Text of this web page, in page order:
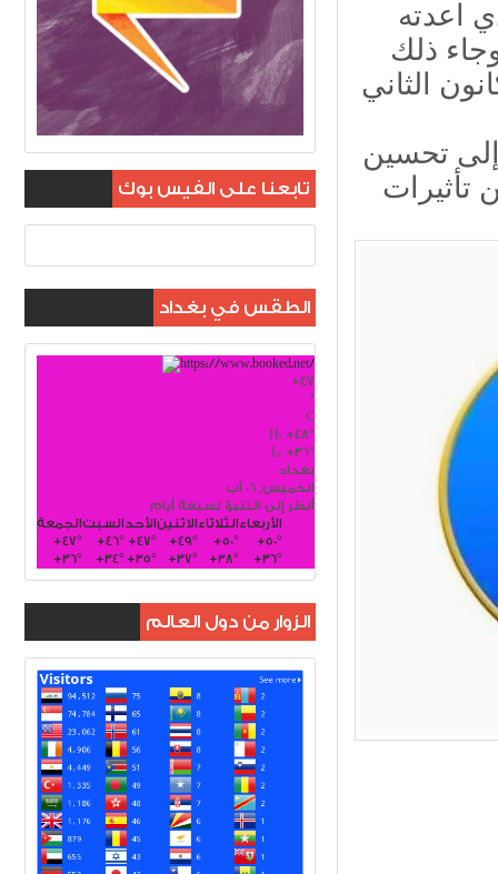
اعدته
ذلك
الثانية المنعقدة في ١٣ كانون الثاني
إلى تحسين
تأثيرات
تابعنا على الفيس بوك
الطقس في بغداد
+47
°
C
H: +48°
L: +36°
بغداد
الخميس, 06 آب
أنظر إلى التنبؤ لسبعة أيام
الجمعةالسبتالأحدالاثنينالثلاثاءالأربعاء
+47° +46° +47° +49° +50° +50°
+36° +34°+35° +37° +38° +36°
الزوار من دول العالم